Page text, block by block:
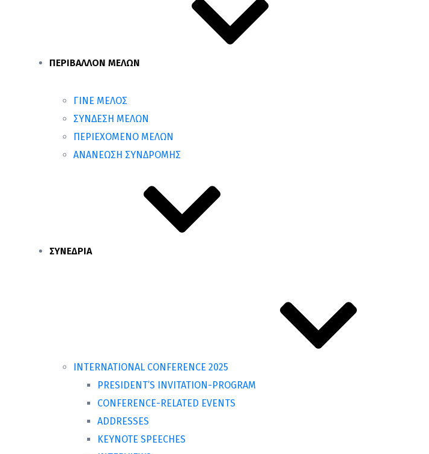
ΠΕΡΙΒΑΛΛΟΝ ΜΕΛΩΝ
ΓΙΝΕ ΜΕΛΟΣ
ΣΥΝΔΕΣΗ ΜΕΛΩΝ
ΠΕΡΙΕΧΟΜΕΝΟ ΜΕΛΩΝ
ΑΝΑΝΕΩΣΗ ΣΥΝΔΡΟΜΗΣ
ΣΥΝΕΔΡΙΑ
INTERNATIONAL CONFERENCE 2025
PRESIDENT’S INVITATION-PROGRAM
CONFERENCE-RELATED EVENTS
ADDRESSES
KEYNOTE SPEECHES